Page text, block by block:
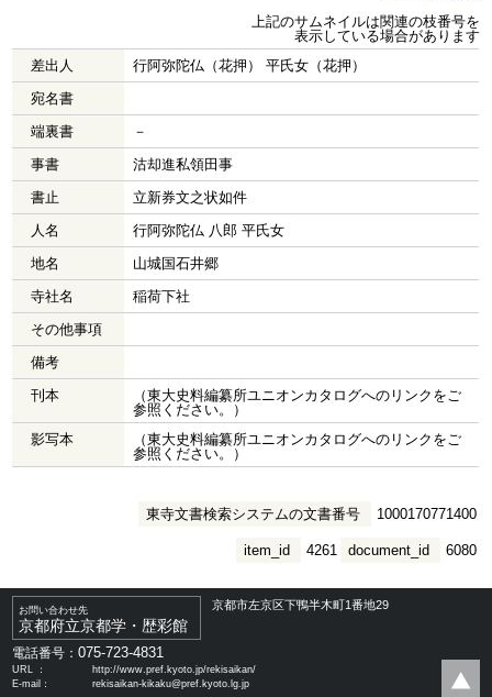
上記のサムネイルは関連の枝番号を
表示している場合があります
差出人
行阿弥陀仏（花押） 平氏女（花押）
宛名書
端裏書
－
事書
沽却進私領田事
書止
立新券文之状如件
人名
行阿弥陀仏 八郎 平氏女
地名
山城国石井郷
寺社名
稲荷下社
その他事項
備考
刊本
（東大史料編纂所ユニオンカタログへのリンクをご
参照ください。）
影写本
（東大史料編纂所ユニオンカタログへのリンクをご
参照ください。）
東寺文書検索システムの文書番号 1000170771400
document_id 6080
item_id 4261
お問い合わせ先
京都府立京都学・歴彩館
京都市左京区下鴨半木町1番地29
電話番号：075-723-4831
URL ：
http://www.pref.kyoto.jp/rekisaikan/
E-mail：
rekisaikan-kikaku@pref.kyoto.lg.jp